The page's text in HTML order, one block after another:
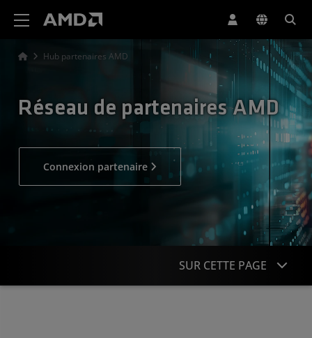
Hub partenaires AMD
Réseau de partenaires AMD
Connexion partenaire
SUR CETTE PAGE